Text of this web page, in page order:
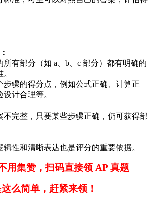
所有部分（如 a、b、c 部分）都有明确的
步骤的得分点，例如公式正确、计算正
计合理等。
不完整，只要某些步骤正确，仍可获得部
辑性和清晰表达也是评分的重要依据。
用集赞，扫码直接领 AP 真题
么简单，赶紧来领！